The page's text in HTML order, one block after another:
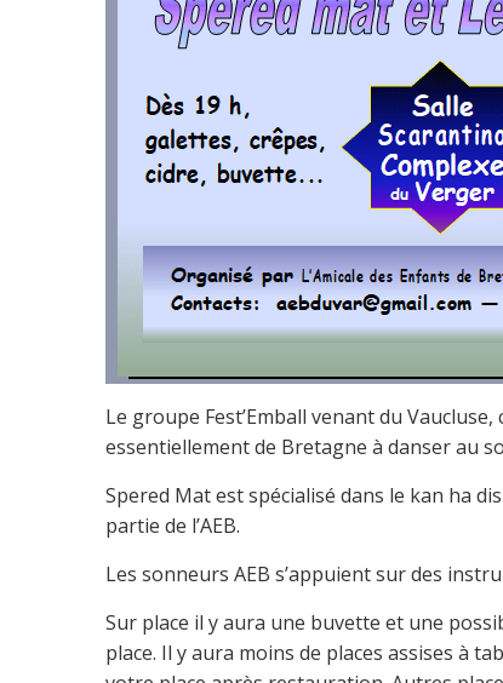
Le groupe Fest’Emball venant du
essentiellement de Bretagne à danser au
Spered Mat est spécialisé dans le kan ha
partie de l’AEB.
Les sonneurs AEB s’appuient sur des
Sur place il y aura une buvette et une
place. Il y aura moins de places assises à